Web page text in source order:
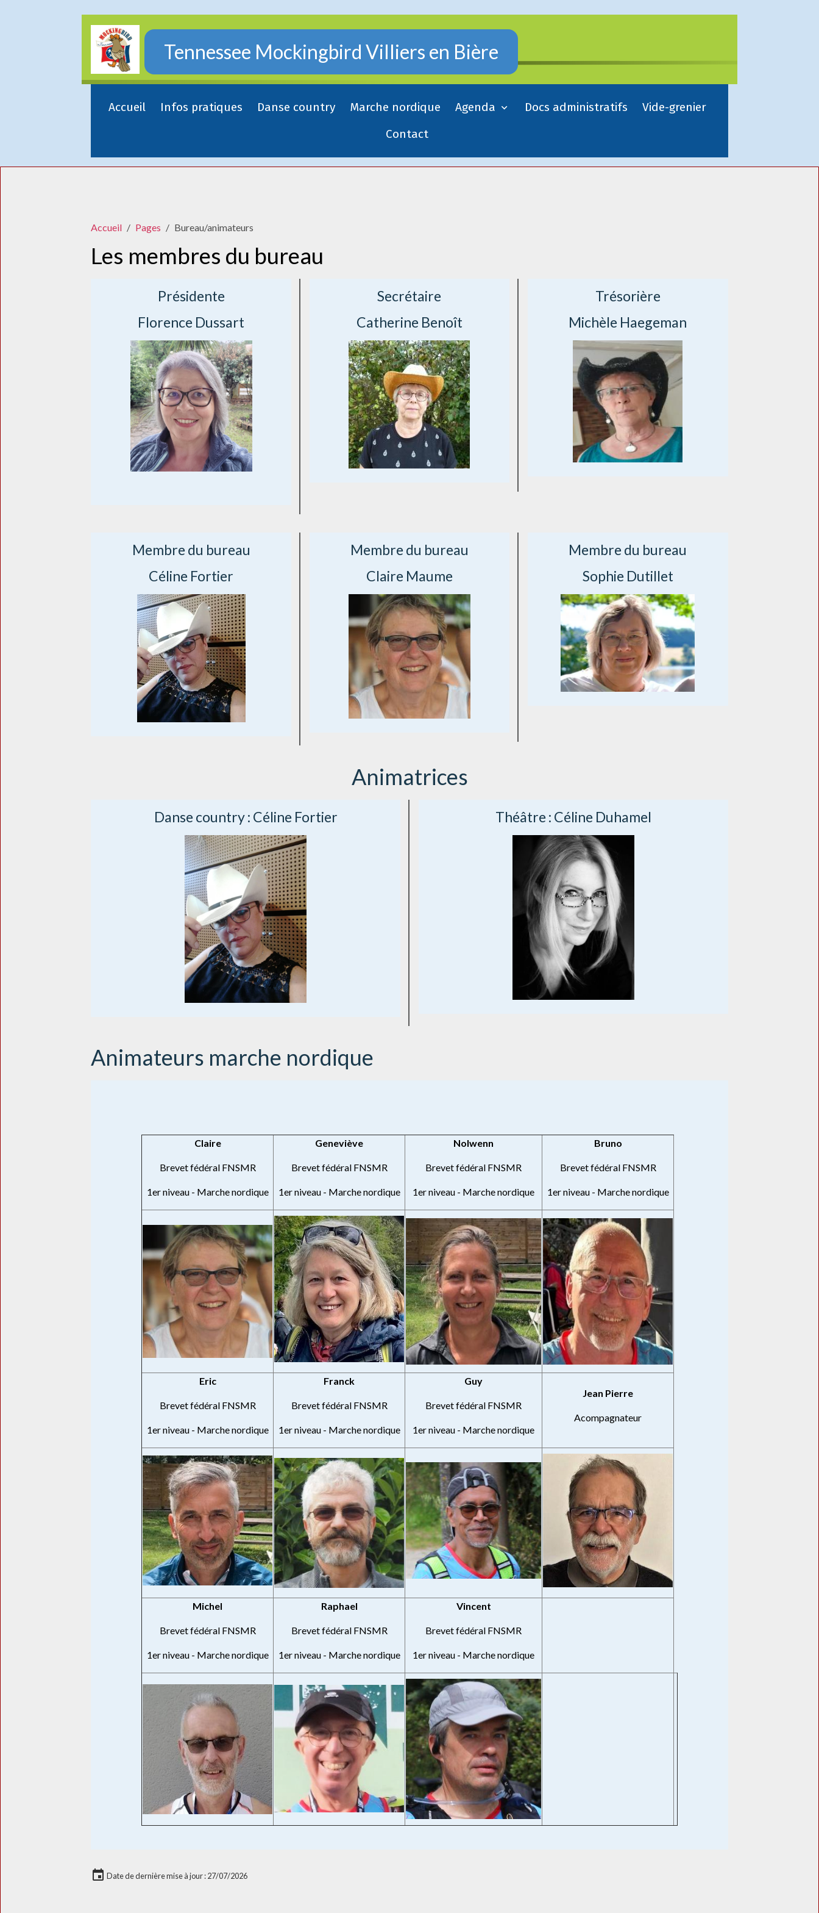
Tennessee Mockingbird Villiers en Bière
Accueil Infos pratiques Danse country Marche nordique Agenda Docs administratifs
Vide-grenier
Contact
Accueil Pages Bureau/animateurs
Les membres du bureau
Présidente
Florence Dussart
Secrétaire
Catherine Benoît
Trésorière
Michèle Haegeman
Membre du bureau
Céline Fortier
Membre du bureau
Claire Maume
Membre du bureau
Sophie Dutillet
Animatrices
Danse country : Céline Fortier Théâtre : Céline Duhamel
Animateurs marche nordique
Claire
Brevet fédéral FNSMR
1er niveau - Marche nordique
Geneviève
Brevet fédéral FNSMR
1er niveau - Marche nordique
Nolwenn
Brevet fédéral FNSMR
1er niveau - Marche nordique
Bruno
Brevet fédéral FNSMR
1er niveau - Marche nordique
Eric
Brevet fédéral FNSMR
1er niveau - Marche nordique
Franck
Brevet fédéral FNSMR
1er niveau - Marche nordique
Guy
Brevet fédéral FNSMR
1er niveau - Marche nordique
Jean Pierre
Acompagnateur
Michel
Brevet fédéral FNSMR
1er niveau - Marche nordique
Raphael
Brevet fédéral FNSMR
1er niveau - Marche nordique
Vincent
Brevet fédéral FNSMR
1er niveau - Marche nordique
Date de dernière mise à jour : 27/07/2026